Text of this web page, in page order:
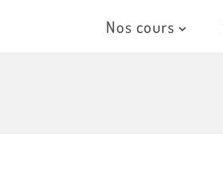
Nos cours